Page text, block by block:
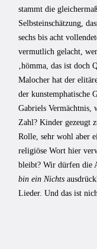
stammt die
Selbsteinschätzung,
sechs bis acht
vermutlich gelacht,
‚hömma, das ist
Malocher hat der
der kunstemphatische
Gabriels Vermächtnis,
Zahl? Kinder gezeugt
Rolle, sehr wohl aber
religiöse Wort hier
bleibt? Wir dürfen die
bin ein Nichts
Lieder. Und das ist